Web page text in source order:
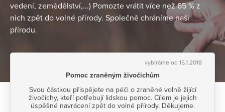
vedení, zemědělství,...) Pomozte vrátit více než 65 % z
nich zpět do volné přírody. Společně chráníme naši
přírodu.
vybíráme od 15.1.2018
Pomoc zraněným živočichům
Svou částkou přispějete na péči o zraněné volně žijící
živočichy, kteří potřebují lidskou pomoc. Cílem je jejich
úspěšné navrácení zpět do volné přírody. Děkujeme.